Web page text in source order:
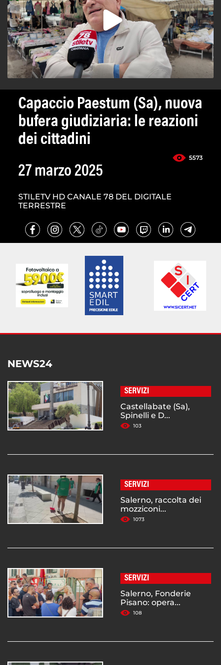
Capaccio Paestum (Sa), nuova
bufera giudiziaria: le reazioni
dei cittadini
5573
27 marzo 2025
STILETV HD CANALE 78 DEL DIGITALE
TERRESTRE
NEWS24
SERVIZI
Castellabate (Sa),
Spinelli e D...
103
SERVIZI
Salerno, raccolta dei
mozziconi...
1073
SERVIZI
Salerno, Fonderie
Pisano: opera...
108